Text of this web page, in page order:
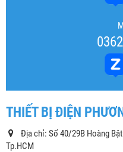
THIẾT BỊ ĐIỆN
Địa chỉ: Số 40/29B Hoàng
Tp.HCM